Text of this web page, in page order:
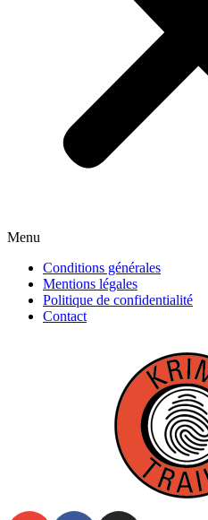
Menu
Conditions générales
Mentions légales
Politique de confidentialité
Contact